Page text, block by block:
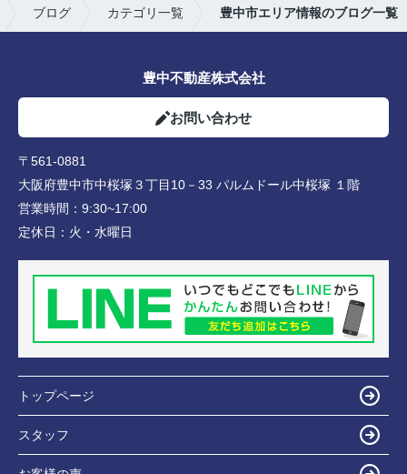
ブログ カテゴリ一覧 豊中市エリア情報のブログ一覧
豊中不動産株式会社
お問い合わせ
〒561-0881
大阪府豊中市中桜塚３丁目10－33 パルムドール中桜塚 １階
営業時間： 9:30~17:00
定休日： 火・水曜日
トップページ
スタッフ